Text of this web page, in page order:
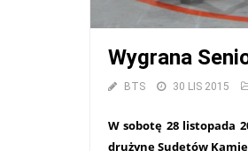
Wygrana
BTS 30 LIS 2015
W sobotę 28 listopada
drużynę Sudetów